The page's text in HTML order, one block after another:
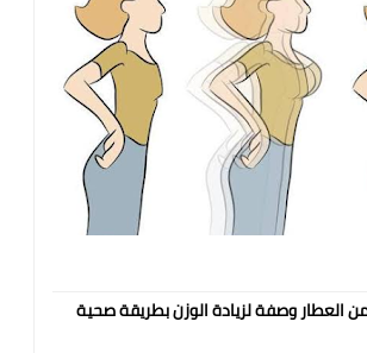
العطار وصفة لزيادة الوزن بطريقة صحية